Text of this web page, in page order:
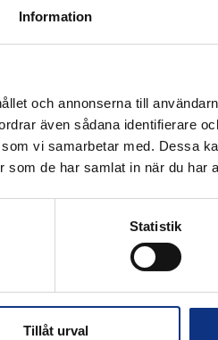
Information
och annonserna till
även sådana identifierare
vi samarbetar med. Dessa
de har samlat in när du har
Statistik
Tillåt urval
Vi är stolta
distributör
innehar